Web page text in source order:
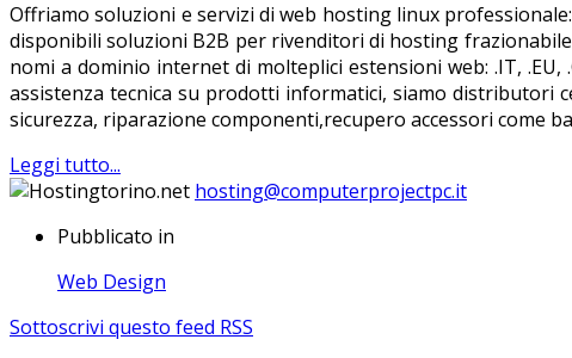
Offriamo soluzioni e servizi di web hosting linux
disponibili soluzioni B2B per rivenditori di hosting
nomi a dominio internet di molteplici estensioni web: .IT, .EU,
assistenza tecnica su prodotti informatici, siamo distributori
sicurezza, riparazione componenti,recupero accessori come
Leggi tutto...
hosting@computerprojectpc.it
Pubblicato in
Web Design
Sottoscrivi questo feed RSS